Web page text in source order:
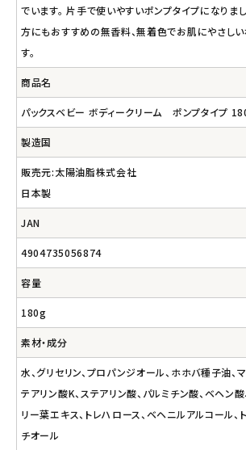
meeting_room ログイン person 会員登録
でいます。 片手で使いやすいポンプタイプになりま
方にもおすすめの無香料、無着色でお肌にやさしい
す。
商品名
パックスベビー ボディークリーム ポンプタイプ
製造国
販売元:太陽油脂株式会社
日本製
JAN
4904735056874
容量
180g
素材・成分
水、グリセリン、プロパンジオール、ホホバ種子油、
テアリン酸K、ステアリン酸、パルミチン酸、ベヘン酸
リー葉エキス、トレハロース、ベヘニルアルコール、
チオール